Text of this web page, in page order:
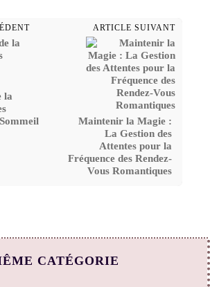
la
ARTICLE SUIVANT
Maintenir la Magie :
La Gestion des
Attentes pour la
Fréquence des Rendez-
Vous Romantiques
CATÉGORIE